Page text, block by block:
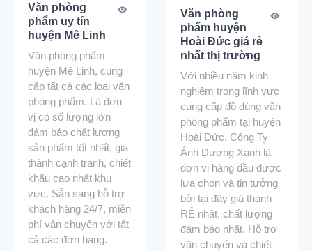
Văn phòng
phẩm uy tín
huyện Mê Linh
Văn phòng phẩm
huyện Mê Linh, cung
cấp tất cả các loại văn
phòng phẩm. Là đơn
vị có số lượng lớn
đảm bảo chất lượng
sản phẩm tốt nhất, giá
thành cạnh tranh, chiết
khấu cao nhất khu
vực. Sẵn sàng hỗ trợ
khách hàng 24/7, miễn
phí vận chuyển với tất
cả các đơn hàng.
Văn phòng
phẩm huyện
Hoài Đức giá rẻ
nhất thị trường
Với nhiều năm kinh
nghiệm trong lĩnh vực
cung cấp đồ dùng văn
phòng phẩm tại huyện
Hoài Đức. Công Ty
Ánh Dương Xanh là
đơn vị hàng đầu được
lựa chọn và tin tưởng
bởi tại đây giá thành
RẺ nhât, chất lượng
đảm bảo nhất. Hỗ trợ
vận chuyển và chiết